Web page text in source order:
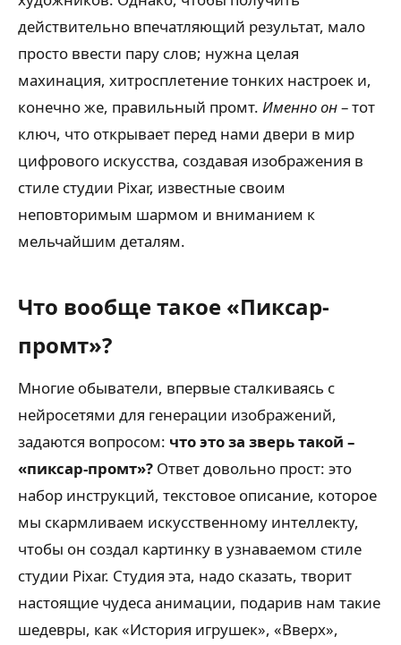
действительно впечатляющий результат, мало
просто ввести пару слов; нужна целая
махинация, хитросплетение тонких настроек и,
конечно же, правильный промт. Именно он– тот
ключ, что открывает перед нами двери в мир
цифрового искусства, создавая изображения в
стиле студии Pixar, известные своим
неповторимым шармом и вниманием к
мельчайшим деталям.
Что вообще такое «Пиксар-
промт»?
Многие обыватели, впервые сталкиваясь с
нейросетями для генерации изображений,
задаются вопросом: что это за зверь такой –
«пиксар-промт»? Ответ довольно прост: это
набор инструкций, текстовое описание, которое
мы скармливаем искусственному интеллекту,
чтобы он создал картинку в узнаваемом стиле
студии Pixar. Студия эта, надо сказать, творит
настоящие чудеса анимации, подарив нам такие
шедевры, как «История игрушек», «Вверх»,